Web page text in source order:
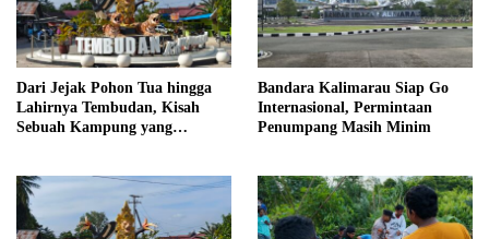
Dari Jejak Pohon Tua hingga
Lahirnya Tembudan, Kisah
Sebuah Kampung yang
Bandara Kalimarau Siap Go
Internasional, Permintaan
Penumpang Masih Minim